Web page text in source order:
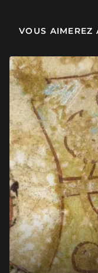
VOUS AIMEREZ